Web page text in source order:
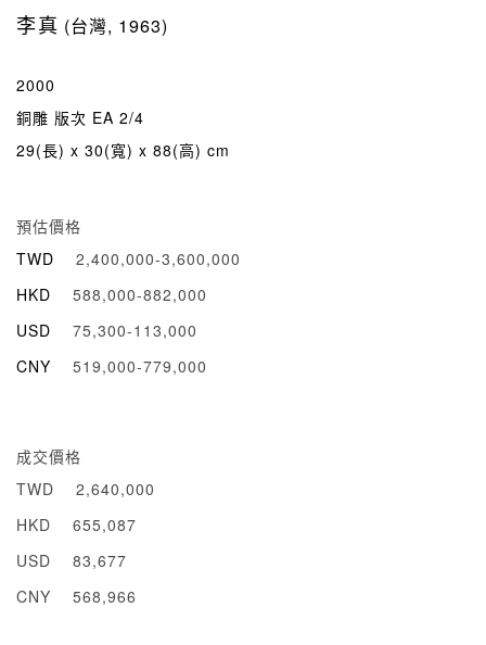
李真 (台灣, 1963)
2000
銅雕 版次 EA 2/4
29(長) x 30(寬) x 88(高) cm
預估價格
TWD
2,400,000-3,600,000
HKD
588,000-882,000
USD
75,300-113,000
CNY
519,000-779,000
成交價格
TWD
2,640,000
HKD
655,087
USD
83,677
CNY
568,966